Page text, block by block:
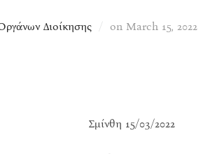
Διοίκησης on Posted
March 15, 2022
03/2022